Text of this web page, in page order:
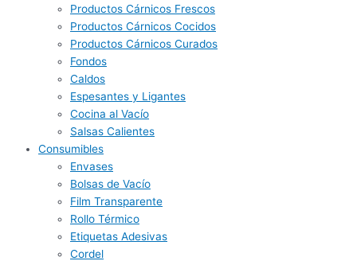
Productos Cárnicos Frescos
Productos Cárnicos Cocidos
Productos Cárnicos Curados
Fondos
Caldos
Espesantes y Ligantes
Cocina al Vacío
Salsas Calientes
Consumibles
Envases
Bolsas de Vacío
Film Transparente
Rollo Térmico
Etiquetas Adesivas
Cordel